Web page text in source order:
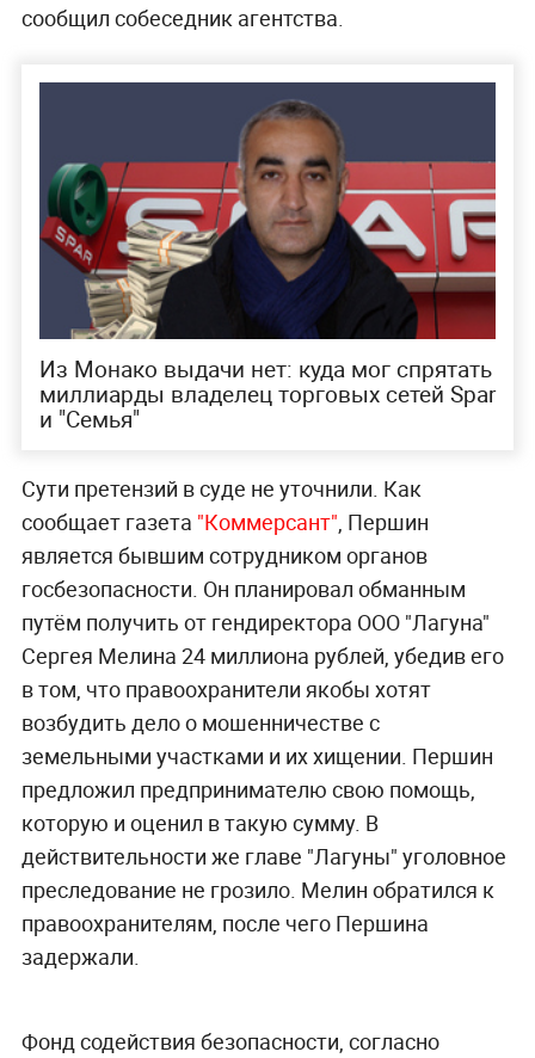
сообщил собеседник агентства.
Из Монако выдачи нет: куда мог спрятать
миллиарды владелец торговых сетей Spar
и "Семья"
Сути претензий в суде не уточнили. Как
сообщает газета "Коммерсант", Першин
является бывшим сотрудником органов
госбезопасности. Он планировал обманным
путём получить от гендиректора ООО "Лагуна"
Сергея Мелина 24 миллиона рублей, убедив его
в том, что правоохранители якобы хотят
возбудить дело о мошенничестве с
земельными участками и их хищении. Першин
предложил предпринимателю свою помощь,
которую и оценил в такую сумму. В
действительности же главе "Лагуны" уголовное
преследование не грозило. Мелин обратился к
правоохранителям, после чего Першина
задержали.
Фонд содействия безопасности, согласно